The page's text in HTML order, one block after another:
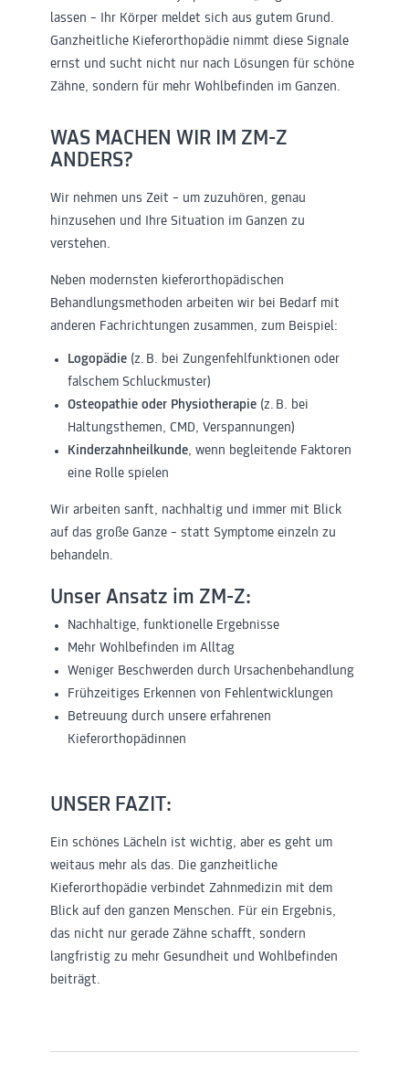
lassen – Ihr Körper meldet sich aus gutem Grund.
Ganzheitliche Kieferorthopädie nimmt diese Signale
ernst und sucht nicht nur nach Lösungen für schöne
Zähne, sondern für mehr Wohlbefinden im Ganzen.
WAS MACHEN WIR IM ZM-Z
ANDERS?
Wir nehmen uns Zeit – um zuzuhören, genau
hinzusehen und Ihre Situation im Ganzen zu
verstehen.
Neben modernsten kieferorthopädischen
Behandlungsmethoden arbeiten wir bei Bedarf mit
anderen Fachrichtungen zusammen, zum Beispiel:
Logopädie(z. B. bei Zungenfehlfunktionen oder
falschem Schluckmuster)
Osteopathie oder Physiotherapie(z. B. bei
Haltungsthemen, CMD, Verspannungen)
Kinderzahnheilkunde, wenn begleitende Faktoren
eine Rolle spielen
Wir arbeiten sanft, nachhaltig und immer mit Blick
auf das große Ganze – statt Symptome einzeln zu
behandeln.
Unser Ansatz im ZM-Z:
Nachhaltige, funktionelle Ergebnisse
Mehr Wohlbefinden im Alltag
Weniger Beschwerden durch Ursachenbehandlung
Frühzeitiges Erkennen von Fehlentwicklungen
Betreuung durch unsere erfahrenen
Kieferorthopädinnen
UNSER FAZIT:
Ein schönes Lächeln ist wichtig, aber es geht um
weitaus mehr als das. Die ganzheitliche
Kieferorthopädie verbindet Zahnmedizin mit dem
Blick auf den ganzen Menschen. Für ein Ergebnis,
das nicht nur gerade Zähne schafft, sondern
langfristig zu mehr Gesundheit und Wohlbefinden
beiträgt.